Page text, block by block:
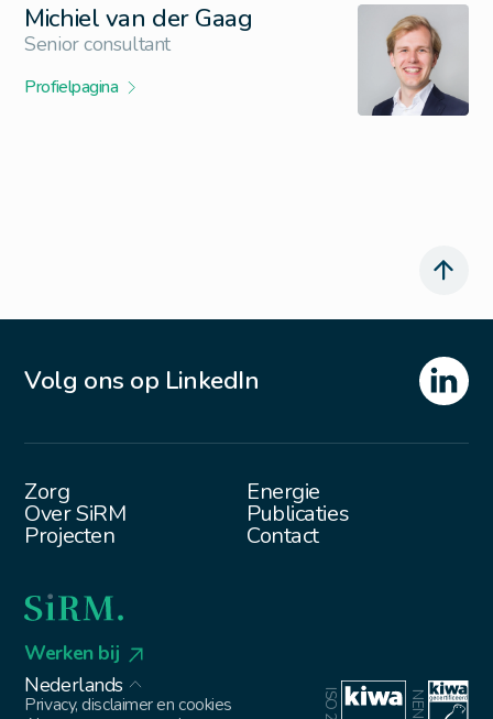
Michiel van der Gaag
Senior consultant
Profielpagina
Zorg Energie
Over SiRM Publicaties
Projecten Contact
Volg ons op LinkedIn
Werken bij
Nederlands
Privacy, disclaimer en cookies